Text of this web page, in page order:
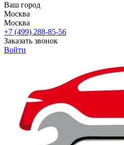
Ваш город
Москва
Москва
+7 (499) 288-85-56
Заказать звонок
Войти